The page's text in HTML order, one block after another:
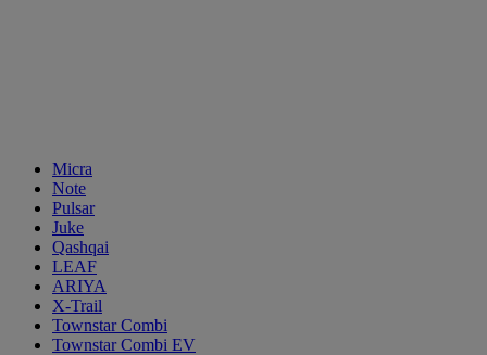
Micra
Note
Pulsar
Juke
Qashqai
LEAF
ARIYA
X-Trail
Townstar Combi
Townstar Combi EV